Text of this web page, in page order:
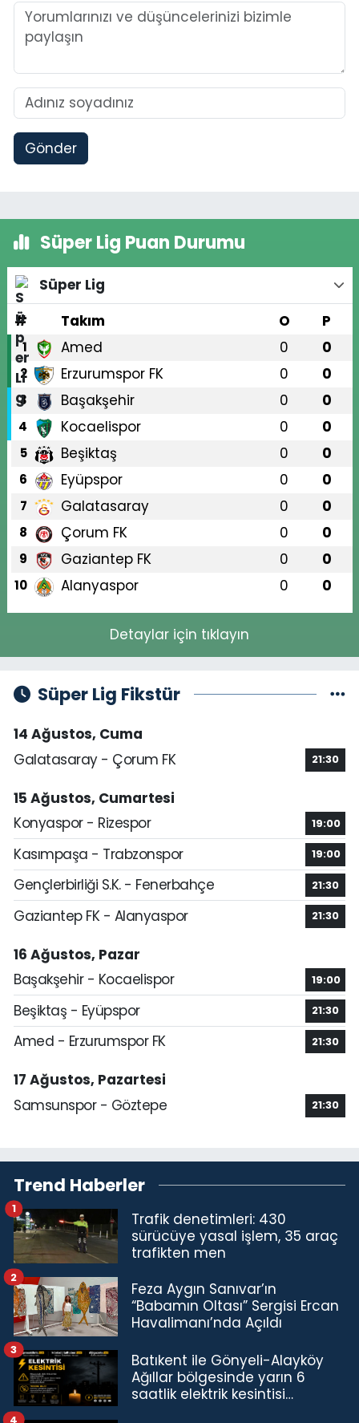
Gönder
Süper Lig Puan Durumu
Süper Lig
#
Takım O P
1 Amed 0 0
2 Erzurumspor FK 0 0
3 Başakşehir 0 0
4 Kocaelispor 0 0
5 Beşiktaş 0 0
6 Eyüpspor 0 0
7 Galatasaray 0 0
8 Çorum FK 0 0
9 Gaziantep FK 0 0
10 Alanyaspor 0 0
Detaylar için tıklayın
Süper Lig Fikstür
14 Ağustos, Cuma
Galatasaray - Çorum FK
21:30
15 Ağustos, Cumartesi
Konyaspor - Rizespor
19:00
Kasımpaşa - Trabzonspor 19:00
Gençlerbirliği S.K. - Fenerbahçe 21:30
Gaziantep FK - Alanyaspor 21:30
16 Ağustos, Pazar
Başakşehir - Kocaelispor
19:00
Beşiktaş - Eyüpspor 21:30
Amed - Erzurumspor FK 21:30
17 Ağustos, Pazartesi
Samsunspor - Göztepe
21:30
Trend Haberler
Trafik denetimleri: 430
sürücüye yasal işlem, 35 araç
trafikten men
1
Feza Aygın Sanıvar’ın
“Babamın Oltası” Sergisi Ercan
Havalimanı’nda Açıldı
2
Batıkent ile Gönyeli-Alayköy
Ağıllar bölgesinde yarın 6
saatlik elektrik kesintisi…
3
4